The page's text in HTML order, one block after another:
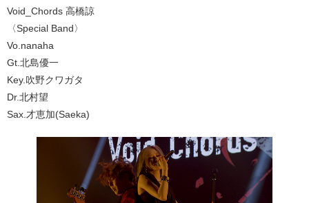
Void_Chords 高橋諒
〈Special Band〉
Vo.nanaha
Gt.北島優一
Key.吹野クワガタ
Dr.北村望
Sax.才恵加(Saeka)